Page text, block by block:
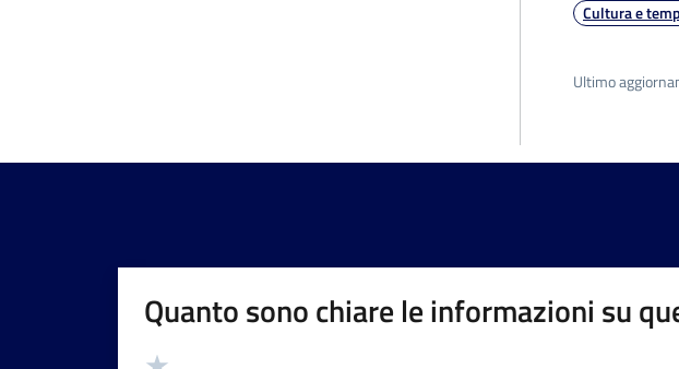
Cultura e
Ultimo
Quanto sono chiare le informazioni su
Valutazione